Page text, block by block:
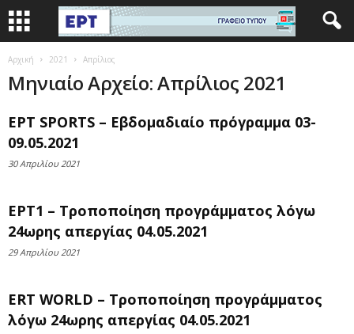
Αρχική 2021 Απρίλιος
Μηνιαίο Αρχείο: Απρίλιος 2021
ΕΡΤ SPORTS – Εβδομαδιαίο πρόγραμμα 03-
09.05.2021
30 Απριλίου 2021
ΕΡΤ1 – Τροποποίηση προγράμματος λόγω
24ωρης απεργίας 04.05.2021
29 Απριλίου 2021
ERT WORLD – Τροποποίηση προγράμματος
λόγω 24ωρης απεργίας 04.05.2021